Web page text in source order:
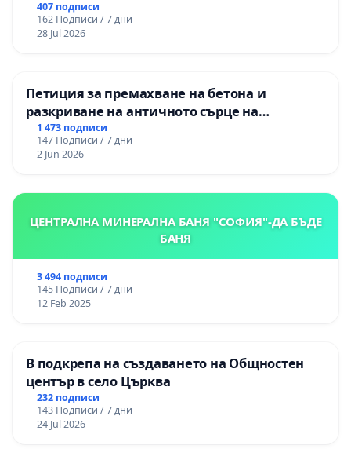
цялостна рехабилитация на
републиканския път между пътен възел АМ
„Тракия“ - гр. Ихтиман - с. Мирово - к.к.
407 подписи
162 Подписи / 7 дни
28 Jul 2026
Петиция за премахване на бетона и
разкриване на античното сърце на
Могиланската могила във Враца
1 473 подписи
147 Подписи / 7 дни
2 Jun 2026
ЦЕНТРАЛНА МИНЕРАЛНА БАНЯ "СОФИЯ"-ДА БЪДЕ
БАНЯ
3 494 подписи
145 Подписи / 7 дни
12 Feb 2025
В подкрепа на създаването на Общностен
център в село Църква
232 подписи
143 Подписи / 7 дни
24 Jul 2026